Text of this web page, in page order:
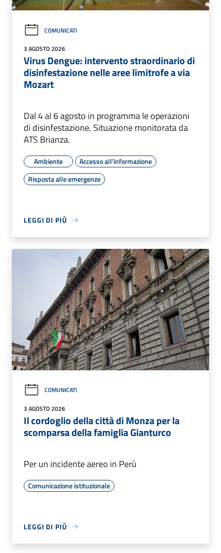
COMUNICATI
3 AGOSTO 2026
Virus Dengue: intervento straordinario di
disinfestazione nelle aree limitrofe a via
Mozart
Dal 4 al 6 agosto in programma le operazioni
di disinfestazione. Situazione monitorata da
ATS Brianza.
Ambiente
Accesso all'informazione
Risposta alle emergenze
LEGGI DI PIÙ
COMUNICATI
3 AGOSTO 2026
Il cordoglio della città di Monza per la
scomparsa della famiglia Gianturco
Per un incidente aereo in Perù
Comunicazione istituzionale
LEGGI DI PIÙ